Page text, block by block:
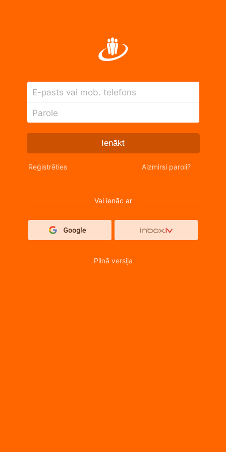
E-pasts vai mob. telefons
Parole
Ienākt
Reģistrēties Aizmirsi paroli?
Vai ienāc ar
Pilnā versija